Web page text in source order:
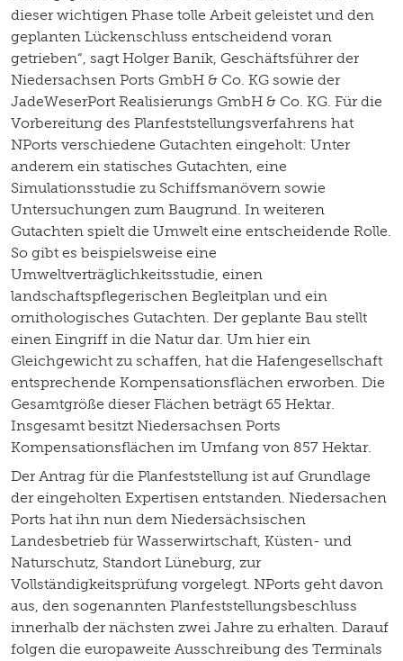
dieser wichtigen Phase tolle Arbeit geleistet und den
geplanten Lückenschluss entscheidend voran
getrieben“, sagt Holger Banik, Geschäftsführer der
Niedersachsen Ports GmbH & Co. KG sowie der
JadeWeserPort Realisierungs GmbH & Co. KG. Für die
Vorbereitung des Planfeststellungsverfahrens hat
NPorts verschiedene Gutachten eingeholt: Unter
anderem ein statisches Gutachten, eine
Simulationsstudie zu Schiffsmanövern sowie
Untersuchungen zum Baugrund. In weiteren
Gutachten spielt die Umwelt eine entscheidende Rolle.
So gibt es beispielsweise eine
Umweltverträglichkeitsstudie, einen
landschaftspflegerischen Begleitplan und ein
ornithologisches Gutachten. Der geplante Bau stellt
einen Eingriff in die Natur dar. Um hier ein
Gleichgewicht zu schaffen, hat die Hafengesellschaft
entsprechende Kompensationsflächen erworben. Die
Gesamtgröße dieser Flächen beträgt 65 Hektar.
Insgesamt besitzt Niedersachsen Ports
Kompensationsflächen im Umfang von 857 Hektar.
Der Antrag für die Planfeststellung ist auf Grundlage
der eingeholten Expertisen entstanden. Niedersachen
Ports hat ihn nun dem Niedersächsischen
Landesbetrieb für Wasserwirtschaft, Küsten- und
Naturschutz, Standort Lüneburg, zur
Vollständigkeitsprüfung vorgelegt. NPorts geht davon
aus, den sogenannten Planfeststellungsbeschluss
innerhalb der nächsten zwei Jahre zu erhalten. Darauf
folgen die europaweite Ausschreibung des Terminals